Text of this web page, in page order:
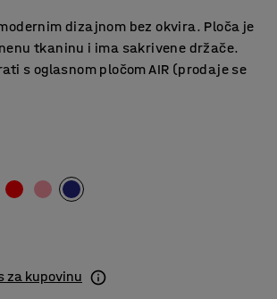
dizajnom bez okvira. Ploča je
tkaninu i ima sakrivene držače.
s oglasnom pločom AIR (prodaje se
za kupovinu